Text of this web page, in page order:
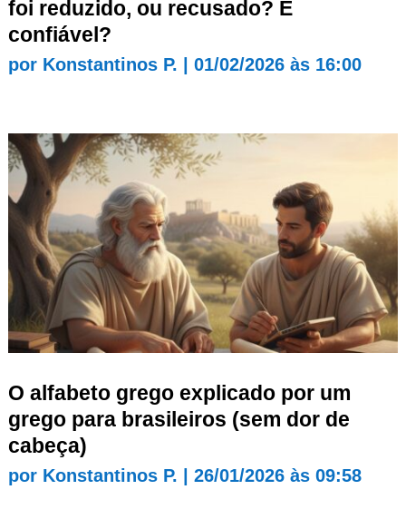
foi reduzido, ou recusado? É
confiável?
por Konstantinos P. 01/02/2026 às 16:00
O alfabeto grego explicado por um
grego para brasileiros (sem dor de
cabeça)
por Konstantinos P. 26/01/2026 às 09:58